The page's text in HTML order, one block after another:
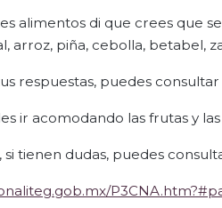
alimentos di que crees que
arroz, piña, cebolla, betabel,
respuestas, puedes
ir acomodando las frutas y
tienen dudas, puedes